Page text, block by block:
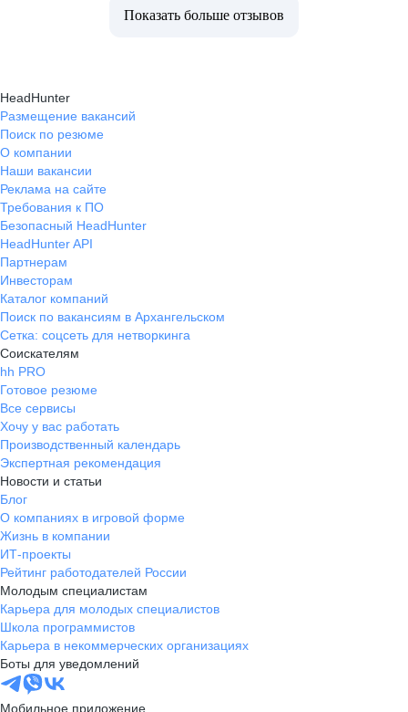
Показать больше отзывов
HeadHunter
Размещение вакансий
Поиск по резюме
О компании
Наши вакансии
Реклама на сайте
Требования к ПО
Безопасный HeadHunter
HeadHunter API
Партнерам
Инвесторам
Каталог компаний
Поиск по вакансиям в Архангельском
Сетка: соцсеть для нетворкинга
Соискателям
hh PRO
Готовое резюме
Все сервисы
Хочу у вас работать
Производственный календарь
Экспертная рекомендация
Новости и статьи
Блог
О компаниях в игровой форме
Жизнь в компании
ИТ-проекты
Рейтинг работодателей России
Молодым специалистам
Карьера для молодых специалистов
Школа программистов
Карьера в некоммерческих организациях
Боты для уведомлений
Мобильное приложение